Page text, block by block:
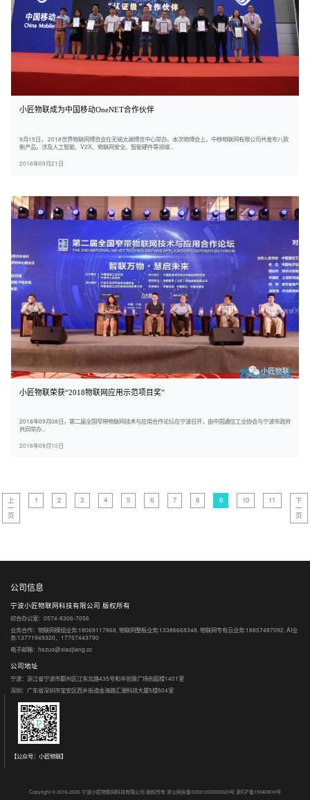
小匠物联成为中国移动OneNET合作伙伴
9月15日， 2018世界物联网博览会在无锡太湖博览中心举办。本次物博会上，中移物联网有限公司共发布八款
新产品，涉及人工智能、V2X、物联网安全、智能硬件等领域...
2018年09月21日
小匠物联荣获“2018物联网应用示范项目奖”
2018年09月08日，第二届全国窄带物联网技术与应用合作论坛在宁波召开，由中国通信工业协会与宁波市政府
共同举办...
2018年09月10日
上
一
页
1 2 3 4 5 6 7 8 9 10 11 下
一
页
公司信息
宁波小匠物联网科技有限公司 版权所有
综合办公室：0574-8306-7056
业务合作：物联网模组业务:18069117868, 物联网整板业务:13386668348, 物联网专有云业务:18857497092, AI业
务:13771949320、17757443790
电子邮箱：hezuo@xiaojiang.cc
公司地址
宁波：浙江省宁波市鄞州区江东北路435号和丰创意广场创庭楼1401室
深圳：广东省深圳市宝安区西乡街道金海路汇潮科技大厦5楼504室
【公众号：小匠物联】
Copyright © 2016-2026 宁波小匠物联网科技有限公司 版权所有 浙公网安备33021202000323号 浙ICP备15040839号